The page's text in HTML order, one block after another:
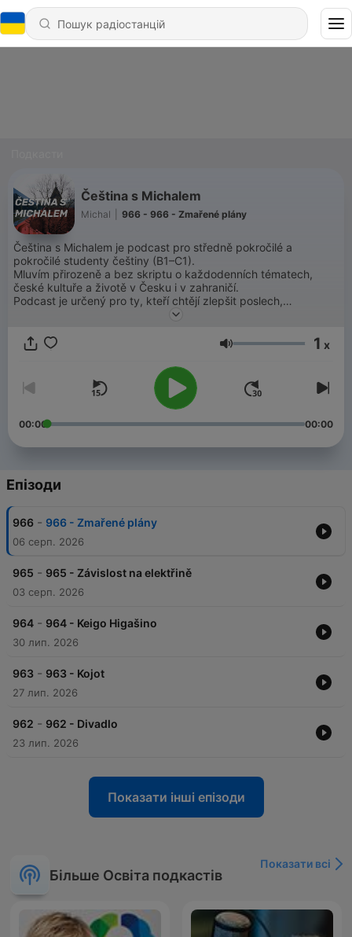
Čeština s Michalem
Michal 966 - 966 - Zmařené plány
Čeština s Michalem je podcast pro středně pokročilé a
pokročilé studenty češtiny (B1–C1).
Mluvím přirozeně a bez skriptu o každodenních tématech,
české kultuře a životě v Česku i v zahraničí.
Podcast je určený pro ty, kteří chtějí zlepšit poslech,
porozumění a cit pro skutečnou češtinu.
Natural spoken Czech for intermediate and advanced
learners.
Real-life topics, Czech culture, and authentic, unscripted
conversational Czech.
Гучність 1 x
00:00 00:00
Епізоди
966 - 966 - Zmařené plány
06 серп. 2026
965 - 965 - Závislost na elektřině
03 серп. 2026
964 - 964 - Keigo Higašino
30 лип. 2026
963 - 963 - Kojot
27 лип. 2026
962 - 962 - Divadlo
23 лип. 2026
Показати інші епізоди
Більше Освіта подкастів
Показати всі